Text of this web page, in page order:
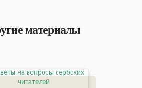
материалы